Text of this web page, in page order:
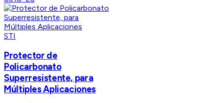
STI
Protector de
Policarbonato
Superresistente, para
Múltiples Aplicaciones